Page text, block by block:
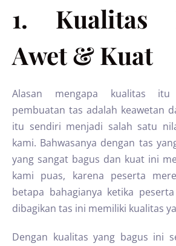
1. Kualitas
Awet & Kuat
Alasan mengapa kualitas
pembuatan tas adalah keawetan
itu sendiri menjadi salah satu
kami. Bahwasanya dengan tas
yang sangat bagus dan kuat ini
kami puas, karena peserta
betapa bahagianya ketika
dibagikan tas ini memiliki kualitas
Dengan kualitas yang bagus ini